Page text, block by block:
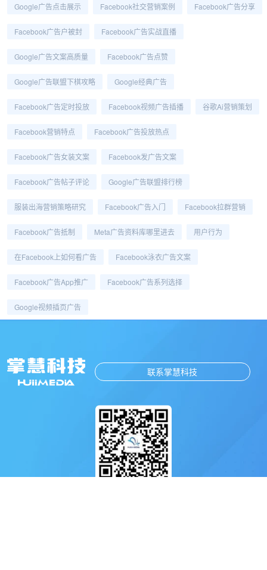
Google广告点击展示 Facebook社交营销案例 Facebook广告分享
Facebook广告户被封 Facebook广告实战直播
Google广告文案高质量 Facebook广告点赞
Google广告联盟下棋攻略 Google经典广告
Facebook广告定时投放 Facebook视频广告插播 谷歌ai营销策划
Facebook营销特点 Facebook广告投放热点
Facebook广告女装文案 Facebook发广告文案
Facebook广告帖子评论 Google广告联盟排行榜
服装出海营销策略研究 Facebook广告入门 Facebook拉群营销
Facebook广告抵制 Meta广告资料库哪里进去 用户行为
在Facebook上如何看广告 Facebook泳衣广告文案
Facebook广告app推广 Facebook广告系列选择
Google视频插页广告
联系掌慧科技